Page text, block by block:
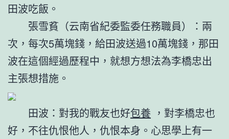
田波吃飯。
張雪貧（云南省紀委監委任務職員）：兩
次，每次5萬塊錢，給田波送過10萬塊錢，那田
波在這個經過歷程中，就想方想法為李橋忠出
主張想措施。
田波：對我的戰友也好包養 ，對李橋忠也
好，不往仇恨他人，仇恨本身。心思學上有一